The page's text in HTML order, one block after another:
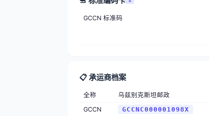
GCCN 标准码
📋 承运商档案
全称
乌兹别克斯坦邮政
GCCN
GCCNC000001098X